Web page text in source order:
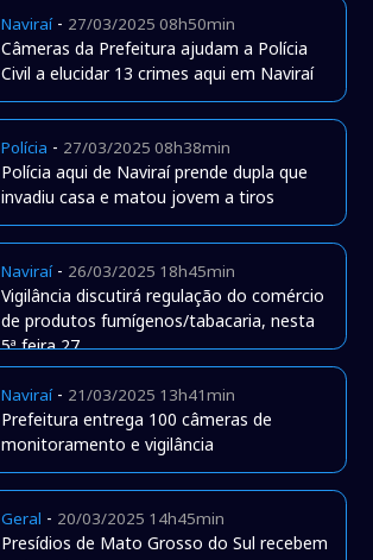
Naviraí- 27/03/2025 08h50min
Câmeras da Prefeitura ajudam a Polícia
Civil a elucidar 13 crimes aqui em Naviraí
Polícia - 27/03/2025 08h38min
Polícia aqui de Naviraí prende dupla que
invadiu casa e matou jovem a tiros
Naviraí- 26/03/2025 18h45min
Vigilância discutirá regulação do comércio
de produtos fumígenos/tabacaria, nesta
5ª feira 27
Naviraí- 21/03/2025 13h41min
Prefeitura entrega 100 câmeras de
monitoramento e vigilância
Geral - 20/03/2025 14h45min
Presídios de Mato Grosso do Sul recebem